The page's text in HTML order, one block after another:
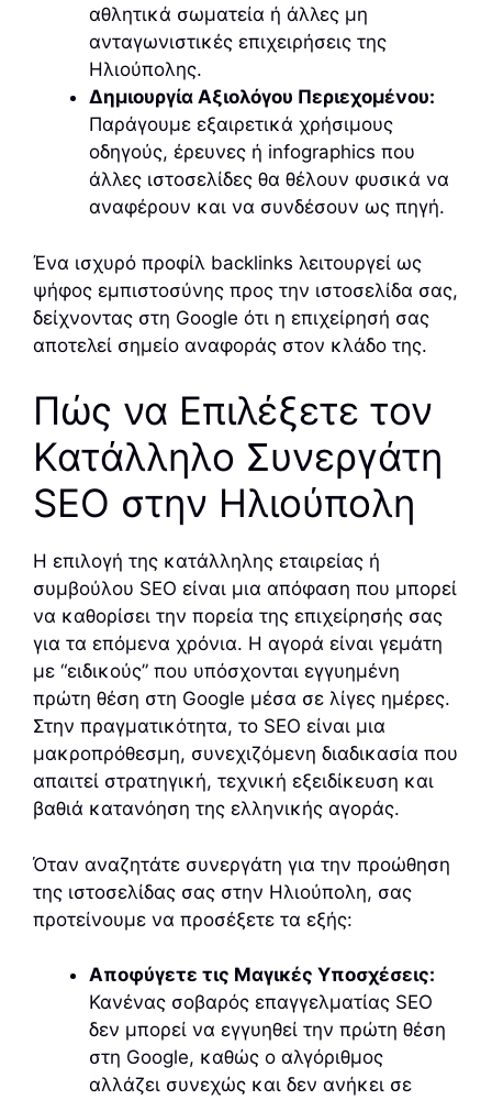
αθλητικά σωματεία ή άλλες μη
ανταγωνιστικές επιχειρήσεις της
Ηλιούπολης.
Δημιουργία Αξιολόγου Περιεχομένου:
Παράγουμε εξαιρετικά χρήσιμους
οδηγούς, έρευνες ή infographics που
άλλες ιστοσελίδες θα θέλουν φυσικά να
αναφέρουν και να συνδέσουν ως πηγή.
Ένα ισχυρό προφίλ backlinks λειτουργεί ως
ψήφος εμπιστοσύνης προς την ιστοσελίδα σας,
δείχνοντας στη Google ότι η επιχείρησή σας
αποτελεί σημείο αναφοράς στον κλάδο της.
Πώς να Επιλέξετε τον
Κατάλληλο Συνεργάτη
SEO στην Ηλιούπολη
Η επιλογή της κατάλληλης εταιρείας ή
συμβούλου SEO είναι μια απόφαση που μπορεί
να καθορίσει την πορεία της επιχείρησής σας
για τα επόμενα χρόνια. Η αγορά είναι γεμάτη
με “ειδικούς” που υπόσχονται εγγυημένη
πρώτη θέση στη Google μέσα σε λίγες ημέρες.
Στην πραγματικότητα, το SEO είναι μια
μακροπρόθεσμη, συνεχιζόμενη διαδικασία που
απαιτεί στρατηγική, τεχνική εξειδίκευση και
βαθιά κατανόηση της ελληνικής αγοράς.
Όταν αναζητάτε συνεργάτη για την προώθηση
της ιστοσελίδας σας στην Ηλιούπολη, σας
προτείνουμε να προσέξετε τα εξής:
Αποφύγετε τις Μαγικές Υποσχέσεις:
Κανένας σοβαρός επαγγελματίας SEO
δεν μπορεί να εγγυηθεί την πρώτη θέση
στη Google, καθώς ο αλγόριθμος
αλλάζει συνεχώς και δεν ανήκει σε